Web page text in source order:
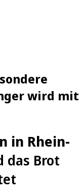
wird mit
in Rhein-
das Brot